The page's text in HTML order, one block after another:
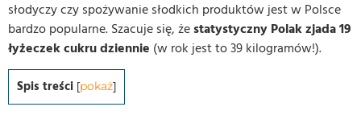
słodyczy czy spożywanie słodkich produktów jest w Polsce
bardzo popularne. Szacuje się, żestatystyczny Polak zjada 19
łyżeczek cukru dziennie (w rok jest to 39 kilogramów!).
Spis treści [pokaż]